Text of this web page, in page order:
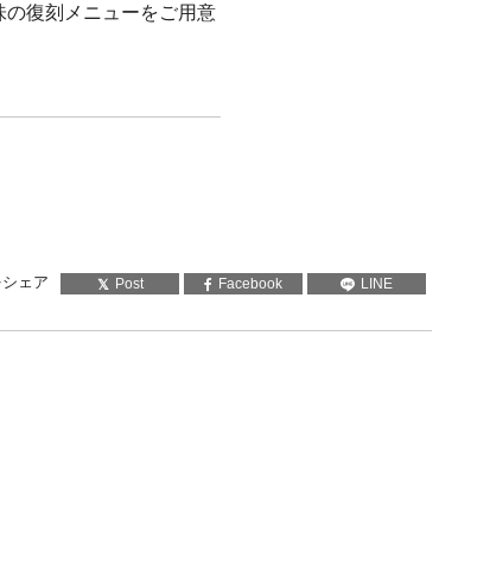
復刻メニューをご用意
ェア Post Facebook LINE